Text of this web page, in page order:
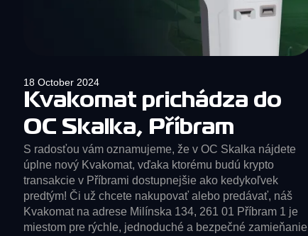
18 October 2024
Kvakomat prichádza do
OC Skalka, Příbram
S radosťou vám oznamujeme, že v OC Skalka nájdete
úplne nový Kvakomat, vďaka ktorému budú krypto
transakcie v Příbrami dostupnejšie ako kedykoľvek
predtým! Či už chcete nakupovať alebo predávať, náš
Kvakomat na adrese Milínska 134, 261 01 Příbram 1 je
miestom pre rýchle, jednoduché a bezpečné zamieňanie